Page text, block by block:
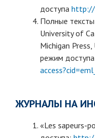
доступа http://
Полные
University of
Michigan
режим
ЖУРНАЛЫ НА
«Les sapeurs-